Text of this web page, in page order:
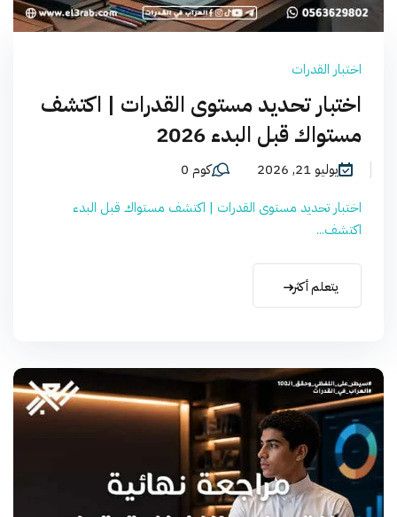
اختبار القدرات
اختبار تحديد مستوى القدرات | اكتشف
مستواك قبل البدء 2026
يوليو 21, 2026
كوم 0
اختبار تحديد مستوى القدرات | اكتشف مستواك قبل البدء
اكتشف...
يتعلم أكثر